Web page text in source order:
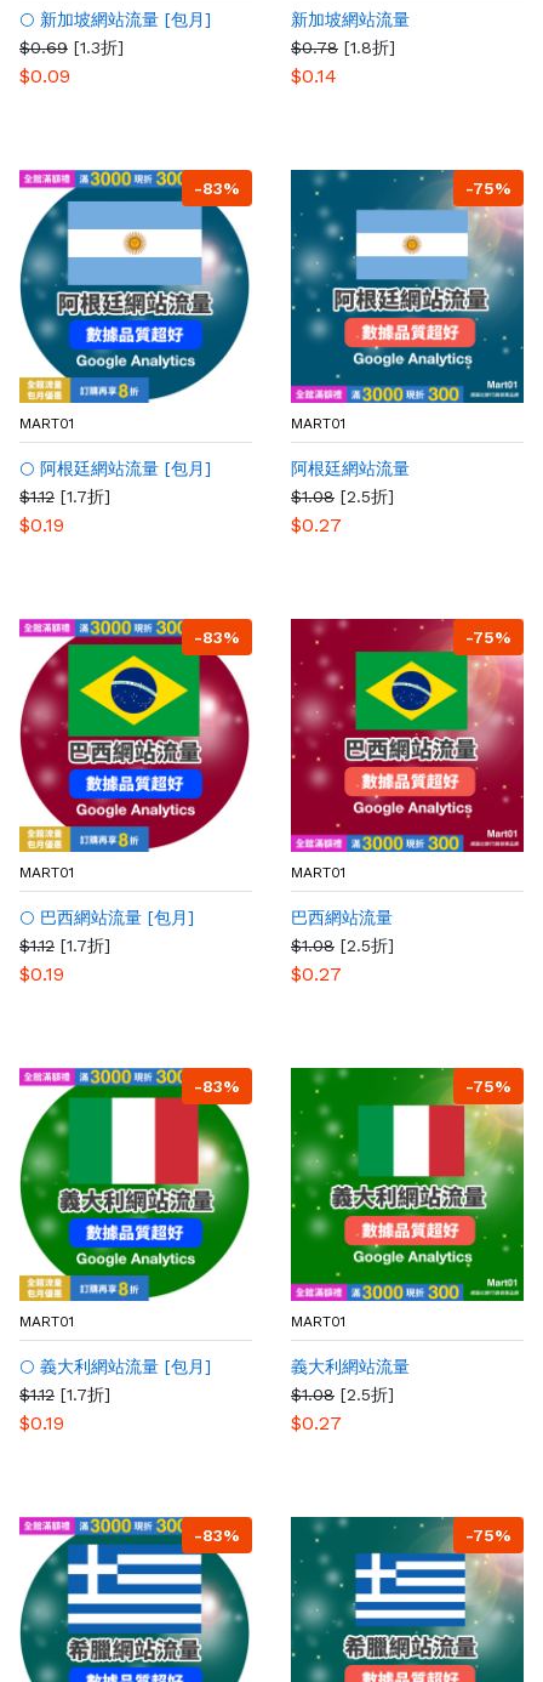
🌕 新加坡網站流量 [包月]
$0.69 [1.3折]
$0.09
新加坡網站流量
$0.78 [1.8折]
$0.14
-83%
MART01
🌕 阿根廷網站流量 [包月]
$1.12 [1.7折]
$0.19
-75%
MART01
阿根廷網站流量
$1.08 [2.5折]
$0.27
-83%
MART01
🌕 巴西網站流量 [包月]
$1.12 [1.7折]
$0.19
-75%
MART01
巴西網站流量
$1.08 [2.5折]
$0.27
-83%
MART01
🌕 義大利網站流量 [包月]
$1.12 [1.7折]
$0.19
-75%
MART01
義大利網站流量
$1.08 [2.5折]
$0.27
-83% -75%